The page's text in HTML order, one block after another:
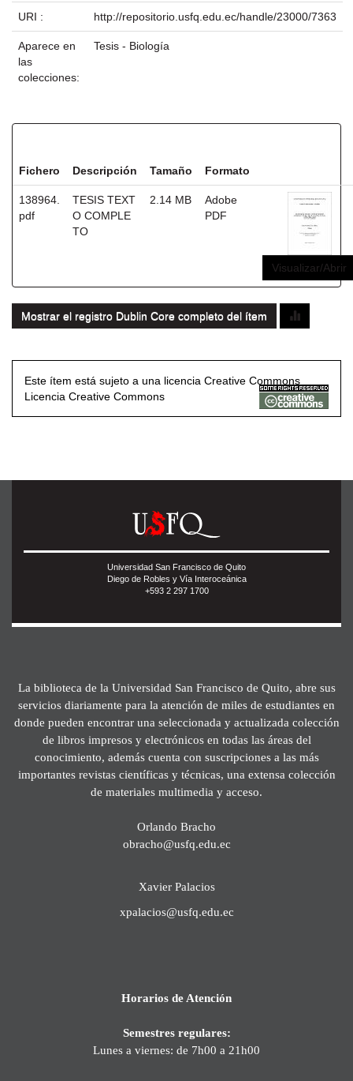
URI : http://repositorio.usfq.edu.ec/handle/23000/7363
Aparece en
las
colecciones:
Tesis - Biología
Fichero Descripción Tamaño Formato
138964.
pdf
TESIS TEXT
O COMPLE
TO
2.14 MB
Adobe
PDF
Visualizar/Abrir
Mostrar el registro Dublin Core completo del ítem
Este ítem está sujeto a una licencia Creative Commons
Licencia Creative Commons
Universidad San Francisco de Quito
Diego de Robles y Vía Interoceánica
+593 2 297 1700
La biblioteca de la Universidad San Francisco de Quito, abre sus
servicios diariamente para la atención de miles de estudiantes en
donde pueden encontrar una seleccionada y actualizada colección
de libros impresos y electrónicos en todas las áreas del
conocimiento, además cuenta con suscripciones a las más
importantes revistas científicas y técnicas, una extensa colección
de materiales multimedia y acceso.
Orlando Bracho
obracho@usfq.edu.ec
Xavier Palacios
xpalacios@usfq.edu.ec
Horarios de Atención
Semestres regulares:
Lunes a viernes: de 7h00 a 21h00